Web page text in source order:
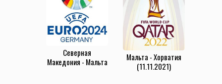
Северная
Македония - Мальта
Мальта - Хорватия
(11.11.2021)